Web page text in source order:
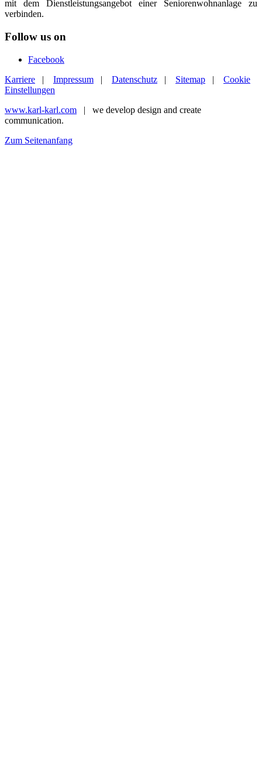
mit dem Dienstleistungsangebot einer Seniorenwohnanlage zu
verbinden.
Follow us on
Facebook
Karriere | Impressum | Datenschutz | Sitemap | Cookie
Einstellungen
www.karl-karl.com | we develop design and create
communication.
Zum Seitenanfang